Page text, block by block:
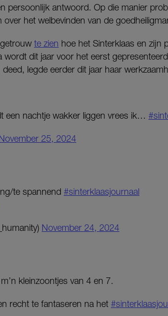
persoonlijk antwoord. Op die manier
het welbevinden van de
te zien hoe het Sinterklaas en zijn
dit jaar voor het eerst
legde eerder dit jaar haar
een nachtje wakker liggen vrees ik…
25, 2024
te spannend #sinterklaasjournaal
November 24, 2024
kleinzoontjes van 4 en 7.
recht te fantaseren na het